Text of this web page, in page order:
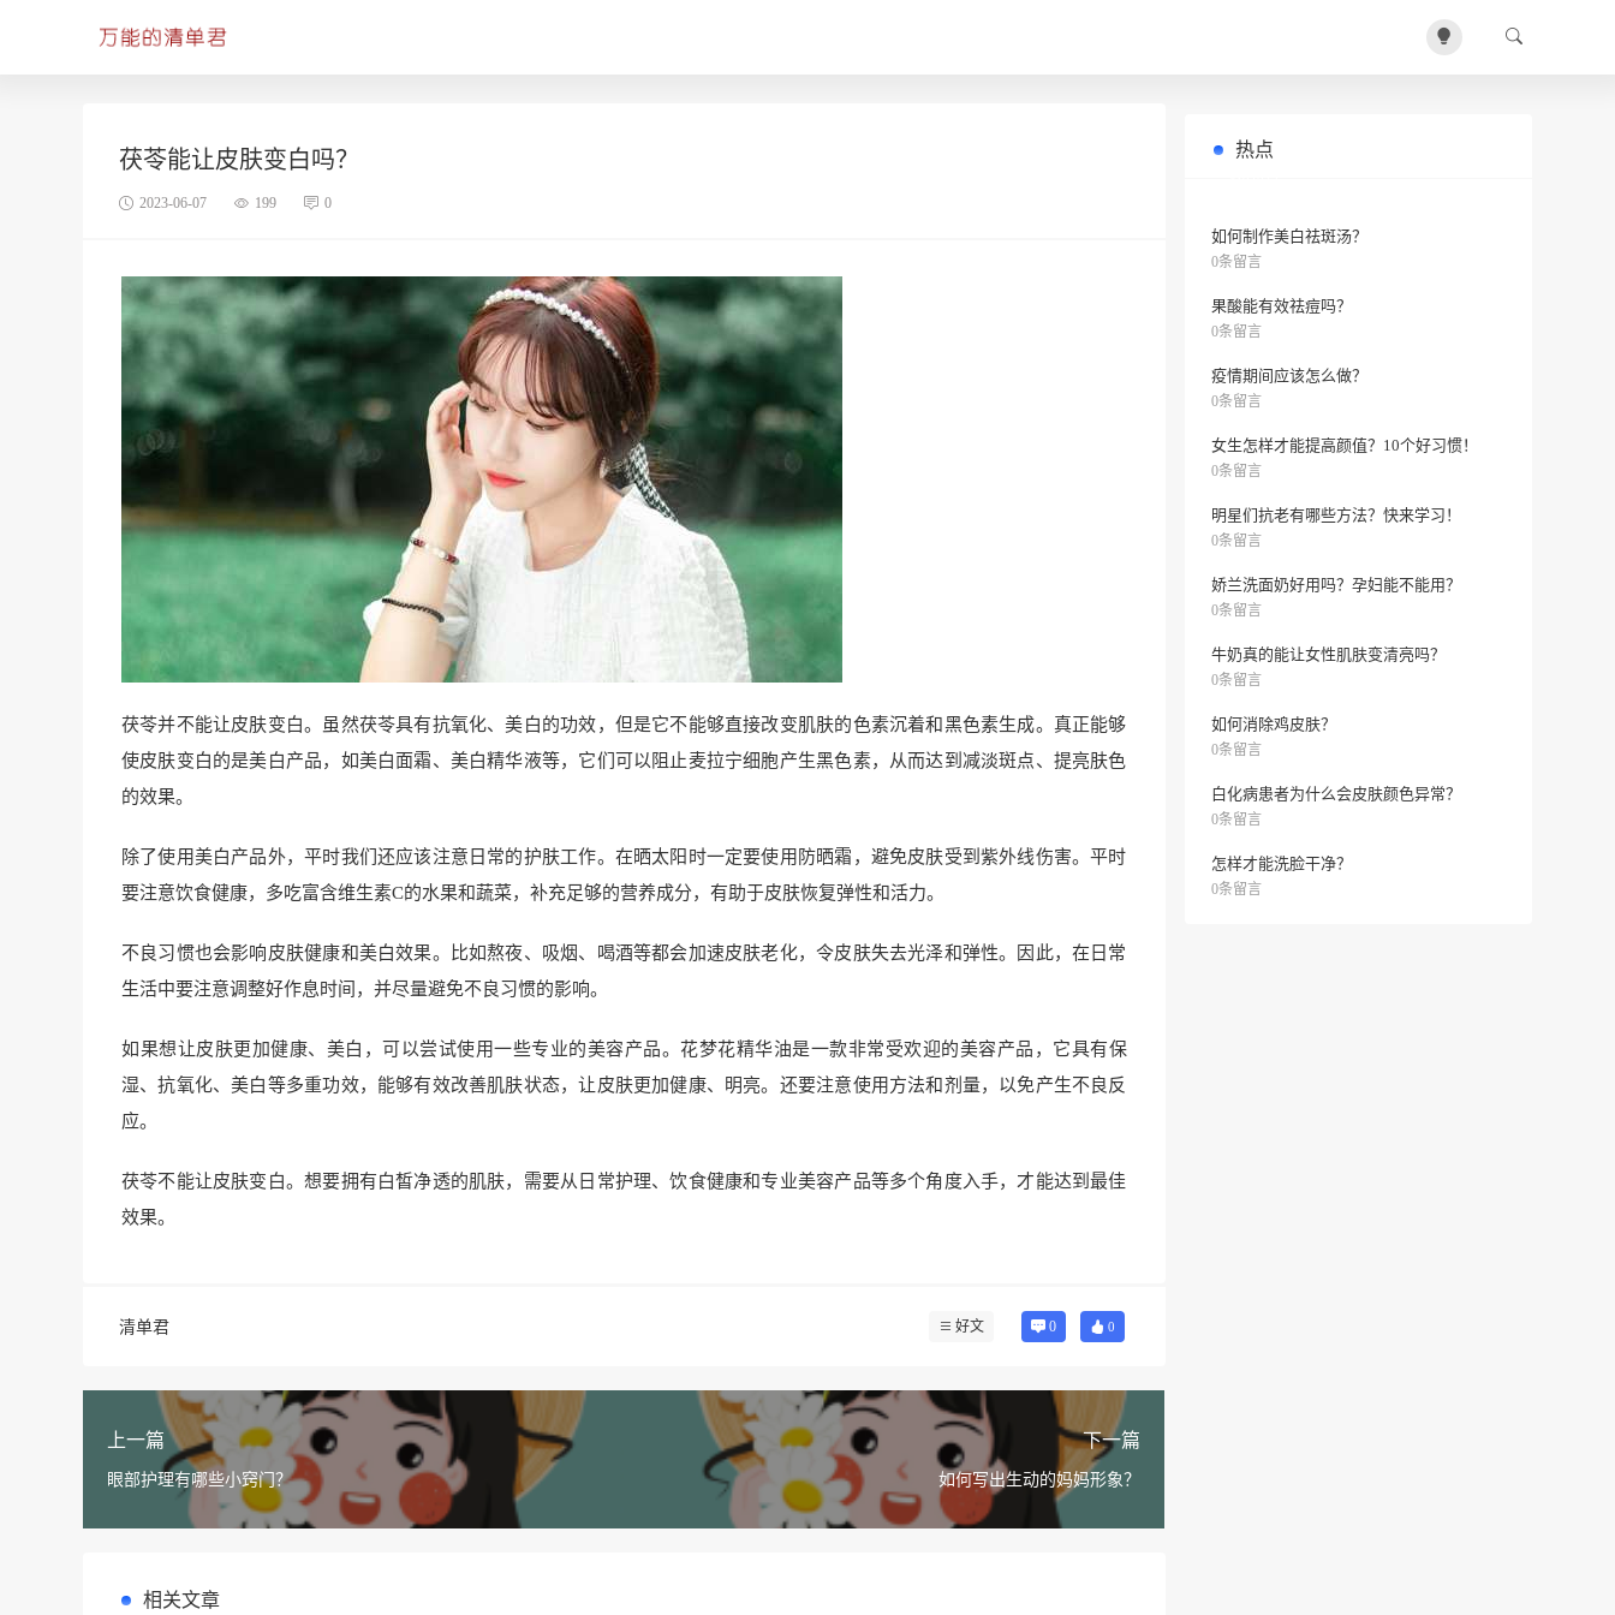
茯苓能让皮肤变白吗？
2023-06-07 199 0
茯苓并不能让皮肤变白。虽然茯苓具有抗氧化、美白的功效，但是它不能够直接改变肌肤的色素沉着和黑色素生成。真正能够
使皮肤变白的是美白产品，如美白面霜、美白精华液等，它们可以阻止麦拉宁细胞产生黑色素，从而达到减淡斑点、提亮肤色
的效果。
除了使用美白产品外，平时我们还应该注意日常的护肤工作。在晒太阳时一定要使用防晒霜，避免皮肤受到紫外线伤害。平时
要注意饮食健康，多吃富含维生素C的水果和蔬菜，补充足够的营养成分，有助于皮肤恢复弹性和活力。
不良习惯也会影响皮肤健康和美白效果。比如熬夜、吸烟、喝酒等都会加速皮肤老化，令皮肤失去光泽和弹性。因此，在日常
生活中要注意调整好作息时间，并尽量避免不良习惯的影响。
如果想让皮肤更加健康、美白，可以尝试使用一些专业的美容产品。花梦花精华油是一款非常受欢迎的美容产品，它具有保
湿、抗氧化、美白等多重功效，能够有效改善肌肤状态，让皮肤更加健康、明亮。还要注意使用方法和剂量，以免产生不良反
应。
茯苓不能让皮肤变白。想要拥有白皙净透的肌肤，需要从日常护理、饮食健康和专业美容产品等多个角度入手，才能达到最佳
效果。
清单君 好文 0 0
上一篇
眼部护理有哪些小窍门？
下一篇
如何写出生动的妈妈形象？
相关文章
热点
如何制作美白祛斑汤？
0条留言
果酸能有效祛痘吗？
0条留言
疫情期间应该怎么做？
0条留言
女生怎样才能提高颜值？10个好习惯！
0条留言
明星们抗老有哪些方法？快来学习！
0条留言
娇兰洗面奶好用吗？孕妇能不能用？
0条留言
牛奶真的能让女性肌肤变清亮吗？
0条留言
如何消除鸡皮肤？
0条留言
白化病患者为什么会皮肤颜色异常？
0条留言
怎样才能洗脸干净？
0条留言